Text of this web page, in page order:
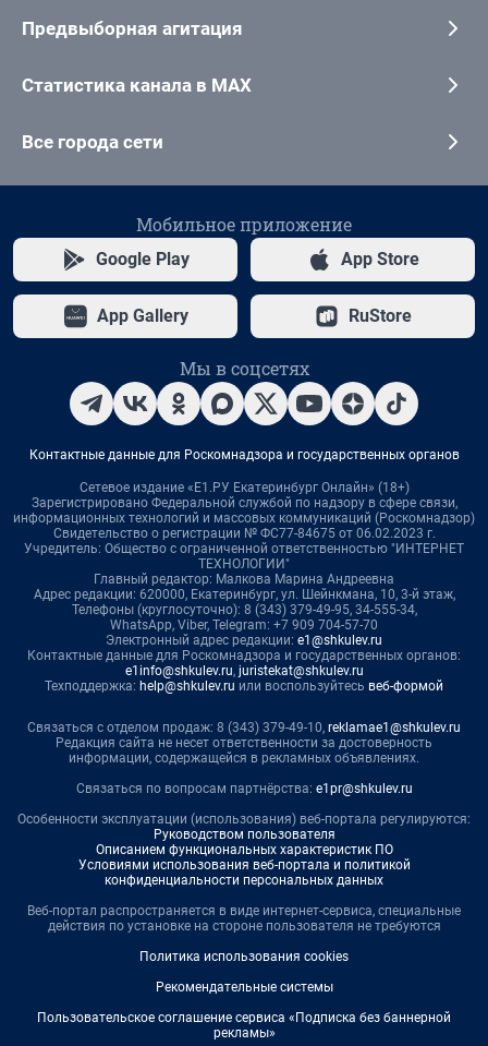
Предвыборная агитация
Статистика канала в MAX
Все города сети
Мобильное приложение
Google Play App Store
App Gallery RuStore
Мы в соцсетях
Контактные данные для Роскомнадзора и государственных органов
Сетевое издание «Е1.РУ Екатеринбург Онлайн» (18+)
Зарегистрировано Федеральной службой по надзору в сфере связи,
информационных технологий и массовых коммуникаций (Роскомнадзор)
Свидетельство о регистрации № ФС77-84675 от 06.02.2023 г.
Учредитель: Общество с ограниченной ответственностью "ИНТЕРНЕТ
ТЕХНОЛОГИИ"
Главный редактор: Малкова Марина Андреевна
Адрес редакции: 620000, Екатеринбург, ул. Шейнкмана, 10, 3-й этаж,
Телефоны (круглосуточно): 8 (343) 379-49-95, 34-555-34,
WhatsApp, Viber, Telegram: +7 909 704-57-70
Электронный адрес редакции: e1@shkulev.ru
Контактные данные для Роскомнадзора и государственных органов:
e1info@shkulev.ru, juristekat@shkulev.ru
Техподдержка: help@shkulev.ru или воспользуйтесь веб-формой
Связаться с отделом продаж: 8 (343) 379-49-10, reklamae1@shkulev.ru
Редакция сайта не несет ответственности за достоверность
информации, содержащейся в рекламных объявлениях.
Связаться по вопросам партнёрства: e1pr@shkulev.ru
Особенности эксплуатации (использования) веб-портала регулируются:
Руководством пользователя
Описанием функциональных характеристик ПО
Условиями использования веб-портала и политикой
конфиденциальности персональных данных
Веб-портал распространяется в виде интернет-сервиса, специальные
действия по установке на стороне пользователя не требуются
Политика использования cookies
Рекомендательные системы
Пользовательское соглашение сервиса «Подписка без баннерной
рекламы»